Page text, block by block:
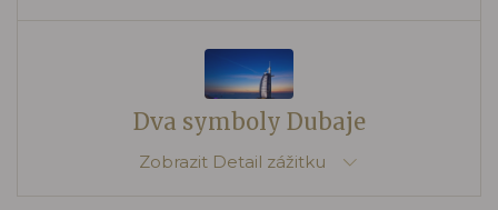
Dva symboly Dubaje
Zobrazit Detail zážitku